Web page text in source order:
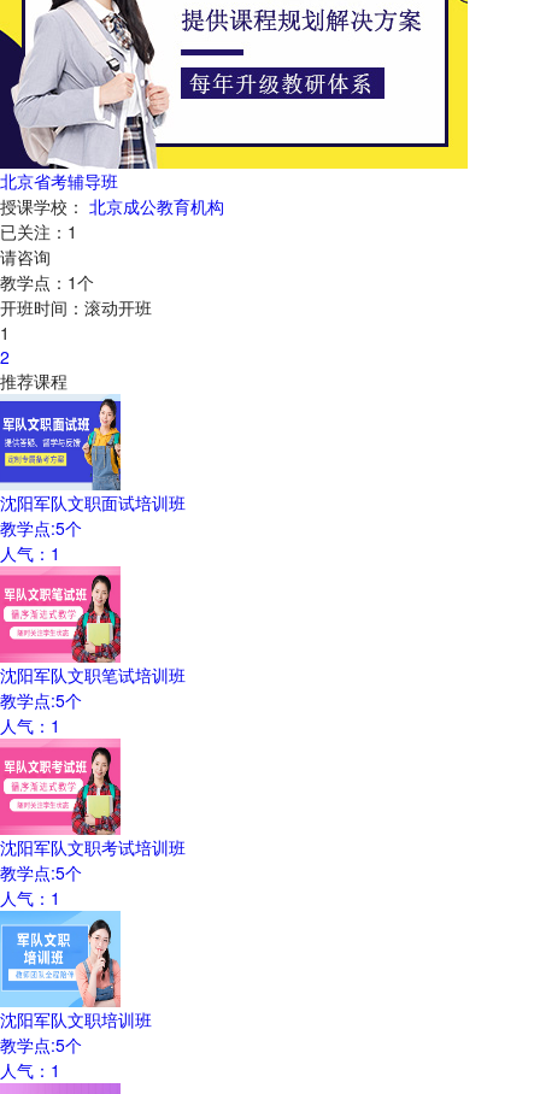
北京省考辅导班
授课学校： 北京成公教育机构
已关注： 1
请咨询
教学点： 1个
开班时间： 滚动开班
1
2
推荐课程
沈阳军队文职面试培训班
教学点:5个
人气： 1
沈阳军队文职笔试培训班
教学点:5个
人气： 1
沈阳军队文职考试培训班
教学点:5个
人气： 1
沈阳军队文职培训班
教学点:5个
人气： 1